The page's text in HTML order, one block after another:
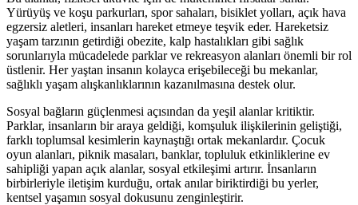
Yürüyüş ve koşu parkurları, spor sahaları, bisiklet yolları, açık hava
egzersiz aletleri, insanları hareket etmeye teşvik eder. Hareketsiz
yaşam tarzının getirdiği obezite, kalp hastalıkları gibi sağlık
sorunlarıyla mücadelede parklar ve rekreasyon alanları önemli bir rol
üstlenir. Her yaştan insanın kolayca erişebileceği bu mekanlar,
sağlıklı yaşam alışkanlıklarının kazanılmasına destek olur.
Sosyal bağların güçlenmesi açısından da yeşil alanlar kritiktir.
Parklar, insanların bir araya geldiği, komşuluk ilişkilerinin geliştiği,
farklı toplumsal kesimlerin kaynaştığı ortak mekanlardır. Çocuk
oyun alanları, piknik masaları, banklar, topluluk etkinliklerine ev
sahipliği yapan açık alanlar, sosyal etkileşimi artırır. İnsanların
birbirleriyle iletişim kurduğu, ortak anılar biriktirdiği bu yerler,
kentsel yaşamın sosyal dokusunu zenginleştirir.